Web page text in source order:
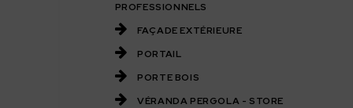
PROFESSIONNELS
FAÇADE EXTÉRIEURE
PORTAIL
PORTE BOIS
VÉRANDA PERGOLA - STORE